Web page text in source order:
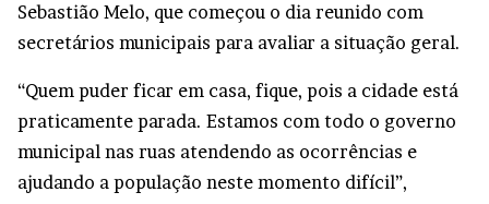
Sebastião Melo, que começou o dia reunido com
secretários municipais para avaliar a situação geral.
“Quem puder ficar em casa, fique, pois a cidade está
praticamente parada. Estamos com todo o governo
municipal nas ruas atendendo as ocorrências e
ajudando a população neste momento difícil”,